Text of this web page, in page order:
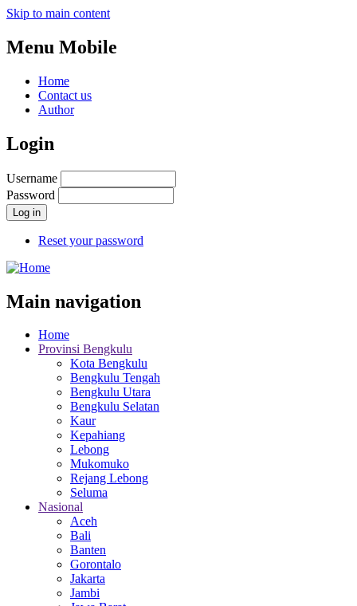
Skip to main content
Menu Mobile
Home
Contact us
Author
Login
Username
Password
Reset your password
Main navigation
Home
Provinsi Bengkulu
Kota Bengkulu
Bengkulu Tengah
Bengkulu Utara
Bengkulu Selatan
Kaur
Kepahiang
Lebong
Mukomuko
Rejang Lebong
Seluma
Nasional
Aceh
Bali
Banten
Gorontalo
Jakarta
Jambi